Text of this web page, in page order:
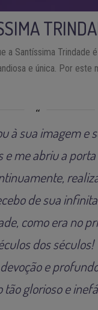
Santíssima Trindade
e única. Por
à sua imagem
me abriu a
de sua
como era no
dos séculos!
e
glorioso e